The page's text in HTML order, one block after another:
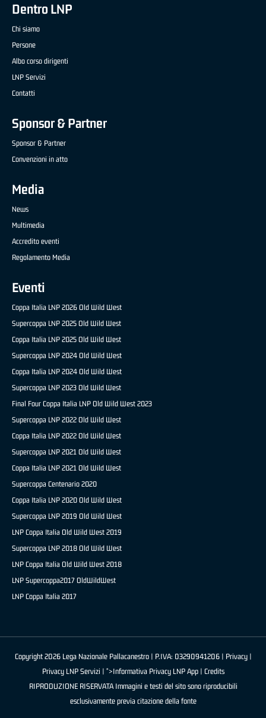
Dentro LNP
Chi siamo
Persone
Albo corso dirigenti
LNP Servizi
Contatti
Sponsor & Partner
Sponsor & Partner
Convenzioni in atto
Media
News
Multimedia
Accredito eventi
Regolamento Media
Eventi
Coppa Italia LNP 2026 Old Wild West
Supercoppa LNP 2025 Old Wild West
Coppa Italia LNP 2025 Old Wild West
Supercoppa LNP 2024 Old Wild West
Coppa Italia LNP 2024 Old Wild West
Supercoppa LNP 2023 Old Wild West
Final Four Coppa Italia LNP Old Wild West 2023
Supercoppa LNP 2022 Old Wild West
Coppa Italia LNP 2022 Old Wild West
Supercoppa LNP 2021 Old Wild West
Coppa Italia LNP 2021 Old Wild West
Supercoppa Centenario 2020
Coppa Italia LNP 2020 Old Wild West
Supercoppa LNP 2019 Old Wild West
LNP Coppa Italia Old Wild West 2019
Supercoppa LNP 2018 Old Wild West
LNP Coppa Italia Old Wild West 2018
LNP Supercoppa2017 OldWildWest
LNP Coppa Italia 2017
Copyright 2026 Lega Nazionale Pallacanestro | P.IVA: 03290941206 | Privacy|
Privacy LNP Servizi | ">Informativa Privacy LNP App | Credits
RIPRODUZIONE RISERVATA Immagini e testi del sito sono riproducibili
esclusivamente previa citazione della fonte